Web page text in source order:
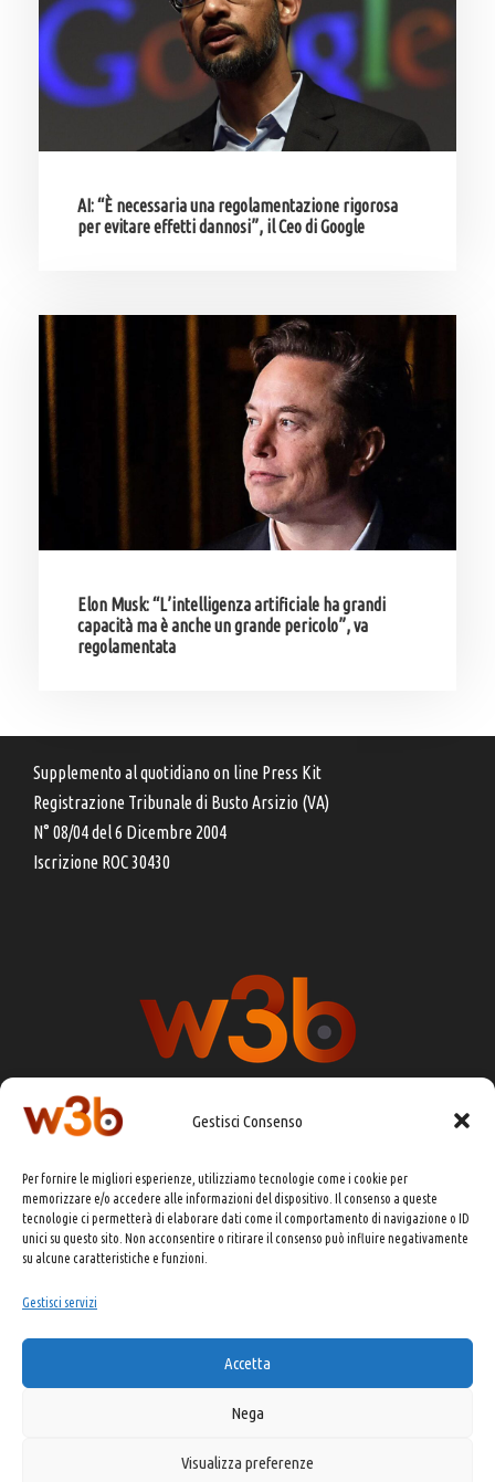
Gestisci Consenso
Per fornire le migliori esperienze, utilizziamo tecnologie come i cookie per
memorizzare e/o accedere alle informazioni del dispositivo. Il consenso a queste
tecnologie ci permetterà di elaborare dati come il comportamento di navigazione o ID
unici su questo sito. Non acconsentire o ritirare il consenso può influire negativamente
su alcune caratteristiche e funzioni.
Gestisci servizi
Accetta
Nega
Visualizza preferenze
AI: “È necessaria una regolamentazione rigorosa
per evitare effetti dannosi”, il Ceo di Google
Elon Musk: “L’intelligenza artificiale ha grandi
capacità ma è anche un grande pericolo”, va
regolamentata
Supplemento al quotidiano on line Press Kit
Registrazione Tribunale di Busto Arsizio (VA)
N° 08/04 del 6 Dicembre 2004
Iscrizione ROC 30430
DIRETTORE RESPONSABILE:
CHIARA PORTA
REDAZIONE & GRAFICA:EOIPSO.IT
EDITORE:EOIPSO.IT
CONTATTI:redazione@presskit.it
COPYRIGHT 2025 EO IPSO SRL
PRIVACY POLICY&COOKIE POLICY
Made with ❤️ and ☕ by Kitsune USA